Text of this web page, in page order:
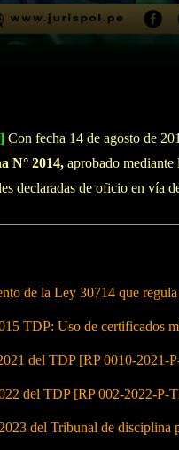
Con fecha 14 de agosto de
N° 2014, aprobado mediante
declaradas de oficio en vía
de la Ley 30714 que
TDP: Uso de certificados
del TDP [RP 0010-2021-
del TDP [RP 002-2022-P-
del Tribunal de